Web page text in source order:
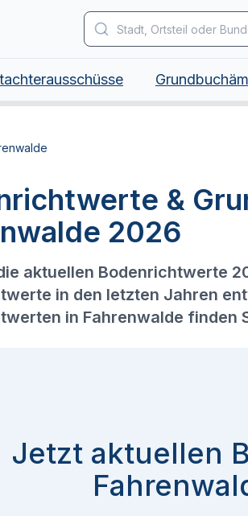
&
2026
aktuellen Bodenrichtwerte
in den letzten Jahren
in Fahrenwalde finden
Jetzt aktuellen